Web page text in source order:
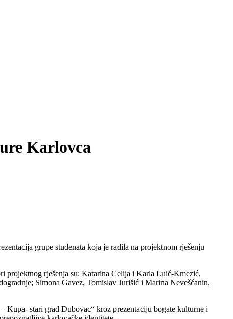
Karlovca
grupe studenata koja je radila na projektnom rješenju
projektnog rješenja su: Katarina Celija i Karla Luić-Kmezić,
Simona Gavez, Tomislav Jurišić i Marina Nevešćanin,
Kupa- stari grad Dubovac“ kroz prezentaciju bogate kulturne i